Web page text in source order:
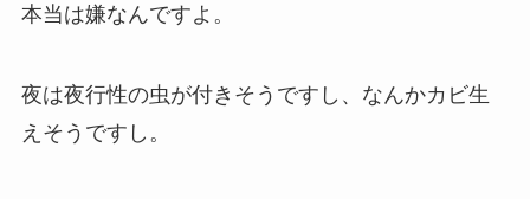
本当は嫌なんですよ。
夜は夜行性の虫が付きそうですし、なんかカビ生
えそうですし。